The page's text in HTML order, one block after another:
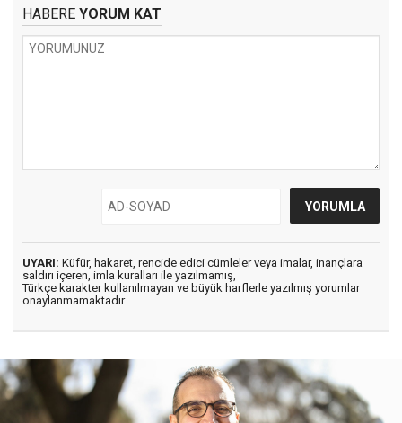
HABERE YORUM KAT
UYARI: Küfür, hakaret, rencide edici cümleler veya imalar, inançlara
saldırı içeren, imla kuralları ile yazılmamış,
Türkçe karakter kullanılmayan ve büyük harflerle yazılmış yorumlar
onaylanmamaktadır.